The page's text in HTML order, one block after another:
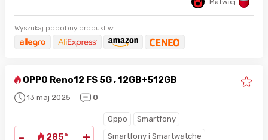
Matwiej
Wyszukaj podobny produkt w:
OPPO Reno12 FS 5G , 12GB+512GB
13 maj 2025 0
285°
Oppo
Smartfony
Smartfony i Smartwatche